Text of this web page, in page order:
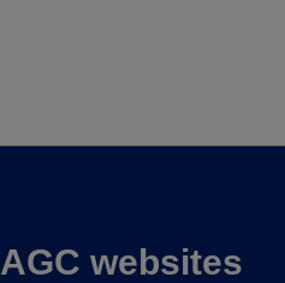
AGC websites